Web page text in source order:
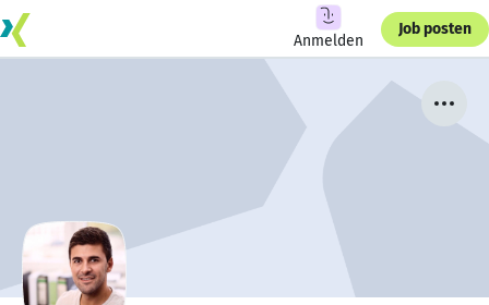
Anmelden
Job posten